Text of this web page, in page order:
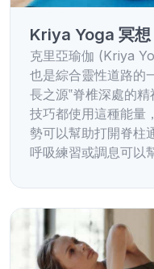
Kriya Yoga 冥想
克里亞瑜伽 (Kriya
也是綜合靈性道路的
長之源‟脊椎深處的
技巧都使用這種能量
勢可以幫助打開脊柱
呼吸練習或調息可以